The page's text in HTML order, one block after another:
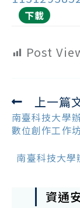
下載
Post
Read
more
articles
上一篇
南臺科技大學
數位創作工作坊
南臺科技大
資通